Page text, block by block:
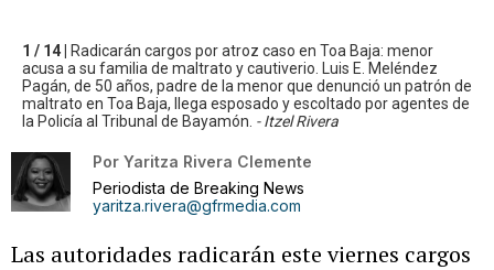
1 / 14 |
Radicarán cargos por atroz caso en Toa Baja: menor
acusa a su familia de maltrato y cautiverio. Luis E. Meléndez
Pagán, de 50 años, padre de la menor que denunció un patrón de
maltrato en Toa Baja, llega esposado y escoltado por agentes de
la Policía al Tribunal de Bayamón. - Itzel Rivera
Por Yaritza Rivera Clemente
Periodista de Breaking News
yaritza.rivera@gfrmedia.com
Las autoridades radicarán este viernes cargos